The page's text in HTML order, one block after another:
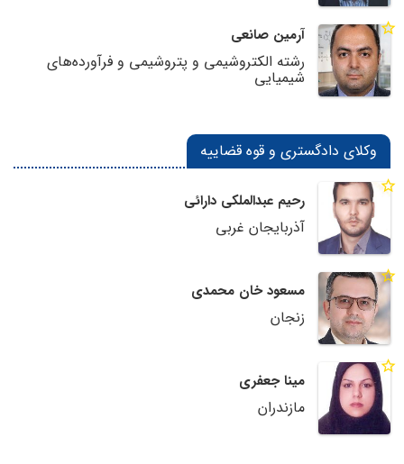
آرمین صانعی
رشته الکتروشیمی و پتروشیمی و فرآورده‌های
شیمیایی
وکلای دادگستری و قوه قضاییه
رحیم عبدالملکی دارائی
آذربایجان غربی
مسعود خان محمدی
زنجان
مینا جعفری
مازندران